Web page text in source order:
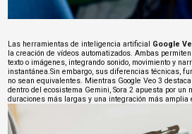
Las herramientas de inteligencia artificial Google
la creación de vídeos automatizados. Ambas
texto o imágenes, integrando sonido, movimiento y
instantánea.Sin embargo, sus diferencias técnicas,
no sean equivalentes. Mientras Google Veo 3
dentro del ecosistema Gemini, Sora 2 apuesta por un
duraciones más largas y una integración más amplia